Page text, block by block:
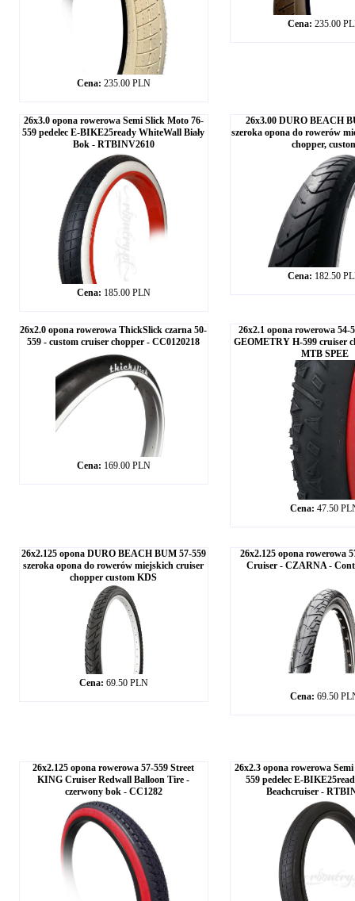
Cena: 235.00 PLN
Cena: 235.00
26x3.0 opona rowerowa Semi Slick Moto 76-
559 pedelec E-BIKE25ready WhiteWall Biały
Bok - RTBINV2610
Cena: 185.00 PLN
26x3.00 DURO BEACH
szeroka opona do rowerów
chopper,
Cena: 182.50
26x2.0 opona rowerowa ThickSlick czarna 50-
559 - custom cruiser chopper - CC0120218
Cena: 169.00 PLN
26x2.1 opona rowerowa 54-
GEOMETRY H-599 cruiser
MTB SPEE
Cena: 47.50
26x2.125 opona DURO BEACH BUM 57-559
szeroka opona do rowerów miejskich cruiser
chopper custom KDS
Cena: 69.50 PLN
26x2.125 opona rowerowa
Cruiser - CZARNA -
Cena: 69.50
26x2.125 opona rowerowa 57-559 Street
KING Cruiser Redwall Balloon Tire -
czerwony bok - CC1282
26x2.3 opona rowerowa
559 pedelec E-
Beachcruiser -